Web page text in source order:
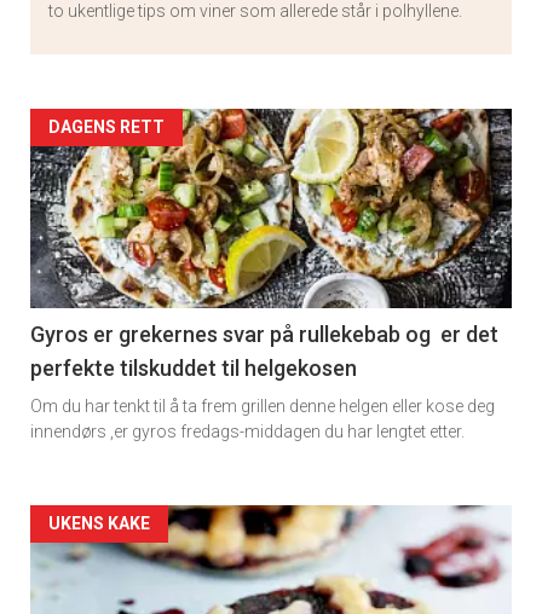
to ukentlige tips om viner som allerede står i polhyllene.
Artikler
detail
-
section
11
DAGENS RETT
Gyros er grekernes svar på rullekebab og er det
perfekte tilskuddet til helgekosen
Om du har tenkt til å ta frem grillen denne helgen eller kose deg
innendørs ,er gyros fredags-middagen du har lengtet etter.
Artikler
detail
UKENS KAKE